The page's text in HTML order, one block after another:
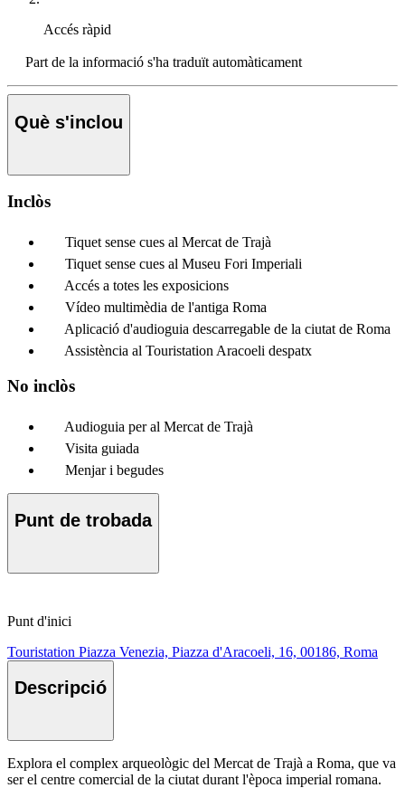
Accés ràpid
Part de la informació s'ha traduït automàticament
Què s'inclou
Inclòs
Tiquet sense cues al Mercat de Trajà
Tiquet sense cues al Museu Fori Imperiali
Accés a totes les exposicions
Vídeo multimèdia de l'antiga Roma
Aplicació d'audioguia descarregable de la ciutat de Roma
Assistència al Touristation Aracoeli despatx
No inclòs
Audioguia per al Mercat de Trajà
Visita guiada
Menjar i begudes
Punt de trobada
Punt d'inici
Touristation Piazza Venezia, Piazza d'Aracoeli, 16, 00186, Roma
Descripció
Explora el complex arqueològic del Mercat de Trajà a Roma, que va
ser el centre comercial de la ciutat durant l'època imperial romana.